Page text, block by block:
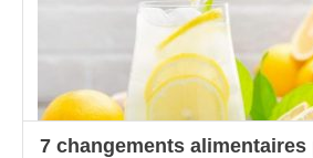
7 changements